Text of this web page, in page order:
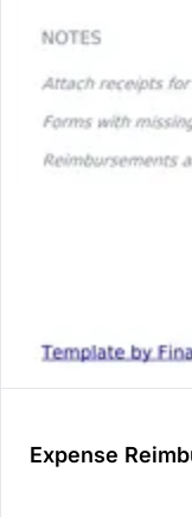
Expense